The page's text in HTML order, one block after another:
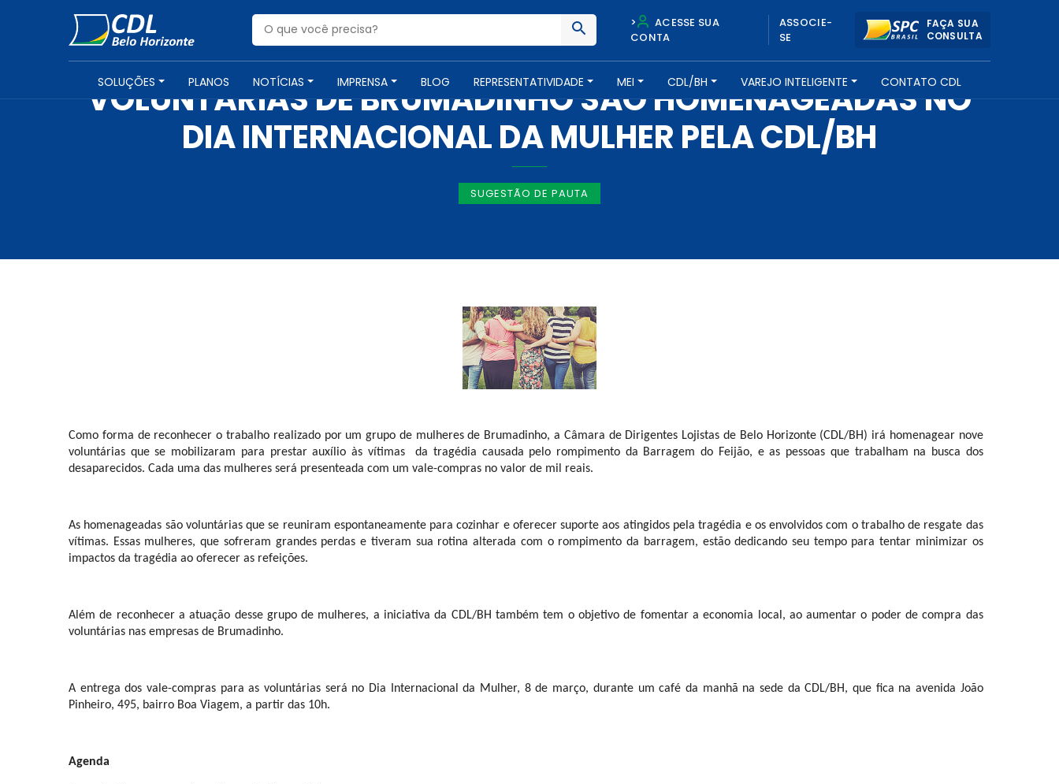
>
ACESSE SUA
CONTA
ASSOCIE-
SE
FAÇA SUA
CONSULTA
SOLUÇÕES PLANOS NOTÍCIAS IMPRENSA BLOG REPRESENTATIVIDADE MEI CDL/BH VAREJO INTELIGENTE CONTATO CDL
IMPRENSA -7 DE MARÇO DE 2019
VOLUNTÁRIAS DE BRUMADINHO SÃO HOMENAGEADAS NO
DIA INTERNACIONAL DA MULHER PELA CDL/BH
SUGESTÃO DE PAUTA
Como forma de reconhecer o trabalho realizado por um grupo de mulheres de Brumadinho, a Câmara de Dirigentes Lojistas de Belo Horizonte (CDL/BH) irá homenagear nove
voluntárias que se mobilizaram para prestar auxílio às vítimas  da tragédia causada pelo rompimento da Barragem do Feijão, e as pessoas que trabalham na busca dos
desaparecidos. Cada uma das mulheres será presenteada com um vale-compras no valor de mil reais.
As homenageadas são voluntárias que se reuniram espontaneamente para cozinhar e oferecer suporte aos atingidos pela tragédia e os envolvidos com o trabalho de resgate das
vítimas. Essas mulheres, que sofreram grandes perdas e tiveram sua rotina alterada com o rompimento da barragem, estão dedicando seu tempo para tentar minimizar os
impactos da tragédia ao oferecer as refeições.
Além de reconhecer a atuação desse grupo de mulheres, a iniciativa da CDL/BH também tem o objetivo de fomentar a economia local, ao aumentar o poder de compra das
voluntárias nas empresas de Brumadinho.
A entrega dos vale-compras para as voluntárias será no Dia Internacional da Mulher, 8 de março, durante um café da manhã na sede da CDL/BH, que fica na avenida João
Pinheiro, 495, bairro Boa Viagem, a partir das 10h.
Agenda